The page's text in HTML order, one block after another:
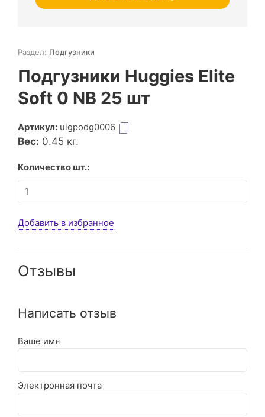
Раздел: Подгузники
Подгузники Huggies Elite
Soft 0 NB 25 шт
Артикул: uigpodg0006
Вес: 0.45 кг.
Количество шт.:
Добавить в избранное
Отзывы
Написать отзыв
Ваше имя
Электронная почта